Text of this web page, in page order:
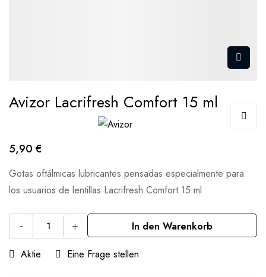
Avizor Lacrifresh Comfort 15 ml
5,90 €
Gotas oftálmicas lubricantes pensadas especialmente para
los usuarios de lentillas Lacrifresh Comfort 15 ml
- + In den Warenkorb
Aktie Eine Frage stellen